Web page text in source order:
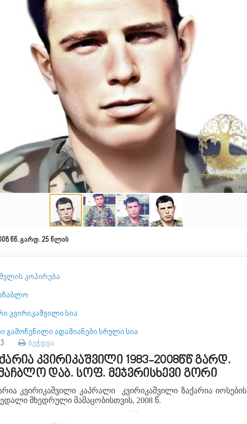
წწ. გარდ. 25 წლის
კოპირება
კვირიკაშვილი სია
გამოჩენილი ადამიანები სრული სია
ბეჭდვა
კვირიკაშვილი 1983-2008წწ გარდ.
დაბ. სოფ. მეჯვრისხევი გორი
კვირიკაშვილი კაპრალი კვირიკაშვილი ზაქარია იოსების
მხედრული მამაცობისთვის, 2008 წ.